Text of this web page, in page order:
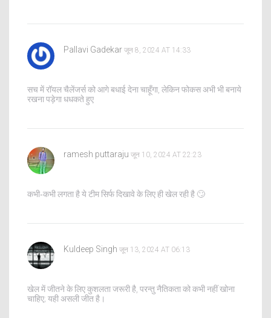
Pallavi Gadekar जून 8, 2024 AT 14:33
सच में रॉयल चैलेंजर्स को आगे बधाई देना चाहूँगा, लेकिन फोकस अभी भी बनाये
रखना पड़ेगा धधकते हुए
ramesh puttaraju जून 10, 2024 AT 22:23
कभी‑कभी लगता है ये टीम सिर्फ दिखावे के लिए ही खेल रही है 🙄
Kuldeep Singh जून 13, 2024 AT 06:13
खेल में जीतने के लिए कुशलता जरूरी है, परन्तु नैतिकता को कभी नहीं खोना
चाहिए; यही असली जीत है।